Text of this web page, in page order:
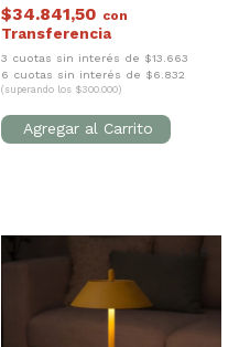
$34.841,50 con
3 cuotas sin interés de $13.663
6 cuotas sin interés de $6.832
(superando los $300.000)
9